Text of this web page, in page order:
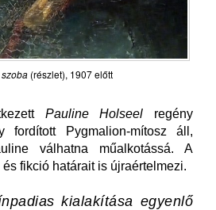
(részlet), 1907 előtt
Pauline Holseel regény
fordított Pygmalion-mítosz áll,
válhatna műalkotássá. A
fikció határait is újraértelmezi.
kialakítása egyenlő